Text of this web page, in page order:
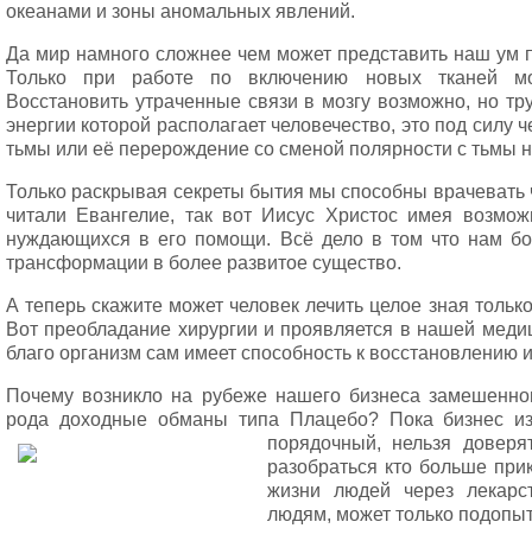
океанами и зоны аномальных явлений.
Да мир намного сложнее чем может представить наш ум
Только при работе по включению новых тканей
Восстановить утраченные связи в мозгу возможно, но
энергии которой располагает человечество, это под силу
тьмы или её перерождение со сменой полярности с тьмы
Только раскрывая секреты бытия мы способны
читали Евангелие, так вот Иисус Христос имея
нуждающихся в его помощи. Всё дело в том что нам
трансформации в более развитое существо.
А теперь скажите может человек лечить целое зная
Вот преобладание хирургии и проявляется в нашей
благо организм сам имеет способность к восстановлению
Почему возникло на рубеже нашего бизнеса
рода доходные обманы типа Плацебо? Пока бизнес из
порядочный, нельзя
разобраться кто больше
жизни людей через
людям, может только